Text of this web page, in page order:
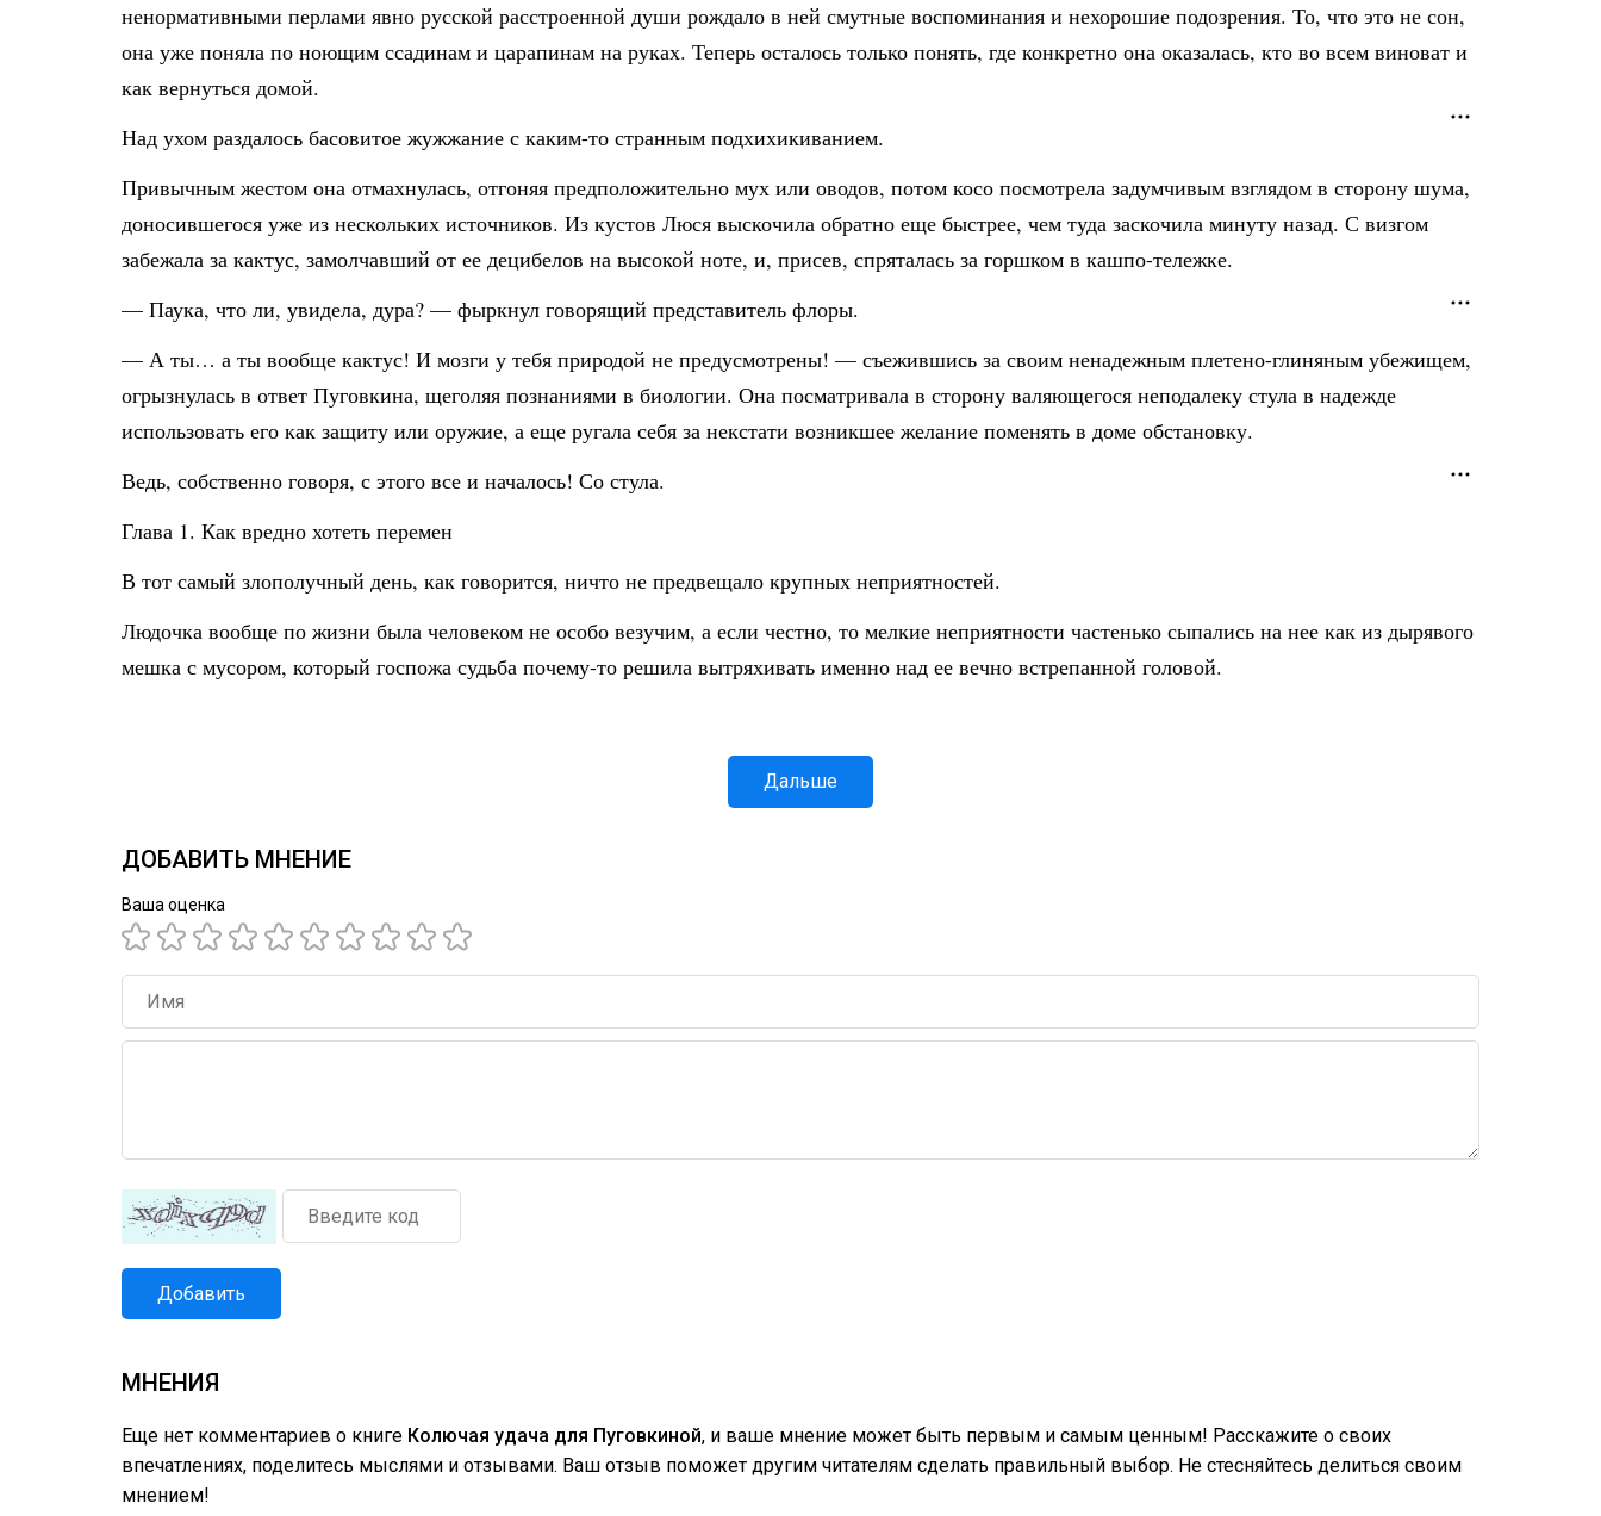
ненормативными перлами явно русской расстроенной души рождало в ней смутные воспоминания и нехорошие подозрения. То, что это не сон,
она уже поняла по ноющим ссадинам и царапинам на руках. Теперь осталось только понять, где конкретно она оказалась, кто во всем виноват и
как вернуться домой.
Над ухом раздалось басовитое жужжание с каким-то странным подхихикиванием.
Привычным жестом она отмахнулась, отгоняя предположительно мух или оводов, потом косо посмотрела задумчивым взглядом в сторону шума,
доносившегося уже из нескольких источников. Из кустов Люся выскочила обратно еще быстрее, чем туда заскочила минуту назад. С визгом
забежала за кактус, замолчавший от ее децибелов на высокой ноте, и, присев, спряталась за горшком в кашпо-тележке.
— Паука, что ли, увидела, дура? — фыркнул говорящий представитель флоры.
— А ты… а ты вообще кактус! И мозги у тебя природой не предусмотрены! — съежившись за своим ненадежным плетено-глиняным убежищем,
огрызнулась в ответ Пуговкина, щеголяя познаниями в биологии. Она посматривала в сторону валяющегося неподалеку стула в надежде
использовать его как защиту или оружие, а еще ругала себя за некстати возникшее желание поменять в доме обстановку.
Ведь, собственно говоря, с этого все и началось! Со стула.
Глава 1. Как вредно хотеть перемен
В тот самый злополучный день, как говорится, ничто не предвещало крупных неприятностей.
Людочка вообще по жизни была человеком не особо везучим, а если честно, то мелкие неприятности частенько сыпались на нее как из дырявого
мешка с мусором, который госпожа судьба почему-то решила вытряхивать именно над ее вечно встрепанной головой.
Дальше
ДОБАВИТЬ МНЕНИЕ
Ваша оценка
Добавить
МНЕНИЯ
Еще нет комментариев о книге Колючая удача для Пуговкиной, и ваше мнение может быть первым и самым ценным! Расскажите о своих
впечатлениях, поделитесь мыслями и отзывами. Ваш отзыв поможет другим читателям сделать правильный выбор. Не стесняйтесь делиться своим
мнением!